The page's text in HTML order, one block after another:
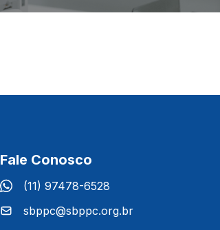
Fale Conosco
(11) 97478-6528
sbppc@sbppc.org.br